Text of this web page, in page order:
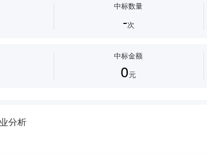
中标数量
-次
中标金额
0元
分析